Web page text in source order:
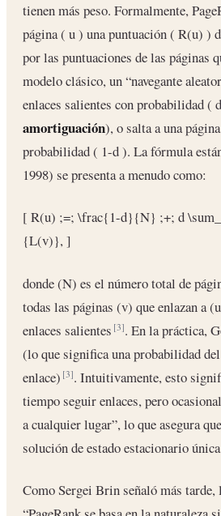
tienen más peso. Formalmente,
página ( u ) una puntuación ( R(u) )
por las puntuaciones de las páginas
modelo clásico, un “navegante
enlaces salientes con probabilidad (
amortiguación), o salta a una
probabilidad ( 1-d ). La fórmula
1998) se presenta a menudo como:
[ R(u) ;=; \frac{1-d}{N} ;+; d
{L(v)}, ]
donde (N) es el número total de
todas las páginas (v) que enlazan a
enlaces salientes[3]. En la práctica,
(lo que significa una probabilidad
enlace)[3]. Intuitivamente, esto
tiempo seguir enlaces, pero
a cualquier lugar”, lo que asegura
solución de estado estacionario
Como Sergei Brin señaló más tarde,